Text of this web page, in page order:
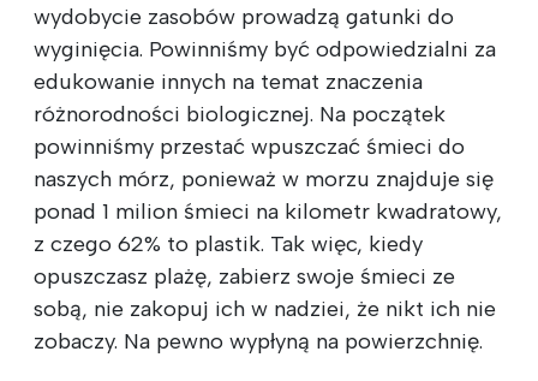
wydobycie zasobów prowadzą gatunki do
wyginięcia. Powinniśmy być odpowiedzialni za
edukowanie innych na temat znaczenia
różnorodności biologicznej. Na początek
powinniśmy przestać wpuszczać śmieci do
naszych mórz, ponieważ w morzu znajduje się
ponad 1 milion śmieci na kilometr kwadratowy,
z czego 62% to plastik. Tak więc, kiedy
opuszczasz plażę, zabierz swoje śmieci ze
sobą, nie zakopuj ich w nadziei, że nikt ich nie
zobaczy. Na pewno wypłyną na powierzchnię.